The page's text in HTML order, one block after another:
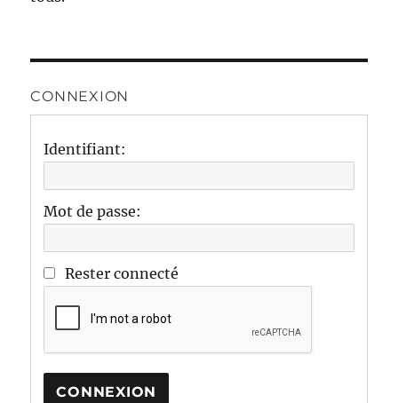
CONNEXION
Identifiant:
Mot de passe:
Rester connecté
CONNEXION